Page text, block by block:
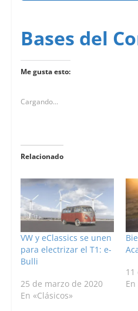
Bases del
Me gusta esto:
Cargando...
Relacionado
VW y eClassics se unen
para electrizar el T1: e-
Bulli
25 de marzo de 2020
En «Clásicos»
11